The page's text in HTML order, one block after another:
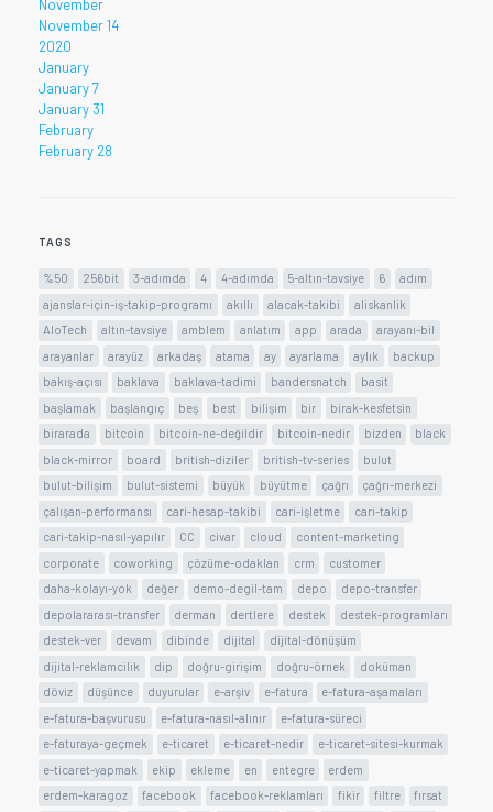
November
November 14
2020
January
January 7
January 31
February
February 28
TAGS
%50 256bit 3-adımda 4 4-adımda 5-altın-tavsiye 6
adım
ajanslar-için-iş-takip-programı
akıllı alacak-takibi
aliskanlik
AloTech
altın-tavsiye amblem anlatım app arada
arayanı-bil
arayanlar
arayüz arkadaş atama ay ayarlama aylık
backup
bakış-açısı
baklava baklava-tadimi bandersnatch
basit
başlamak
başlangıç beş best bilişim bir
birak-kesfetsin
birarada
bitcoin bitcoin-ne-değildir bitcoin-nedir bizden
black
black-mirror
board british-diziler british-tv-series
bulut
bulut-bilişim
bulut-sistemi büyük büyütme çağrı
çağrı-merkezi
çalışan-performansı
cari-hesap-takibi cari-işletme
cari-takip
cari-takip-nasıl-yapılır
CC civar cloud
content-marketing
corporate
coworking çözüme-odaklan crm
customer
daha-kolayı-yok
değer demo-degil-tam depo
depo-transfer
depolararası-transfer
derman dertlere destek
destek-programları
destek-ver
devam dibinde dijital
dijital-dönüşüm
dijital-reklamcilik
dip doğru-girişim doğru-örnek
doküman
döviz
düşünce duyurular e-arşiv e-fatura
e-fatura-aşamaları
e-fatura-başvurusu
e-fatura-nasıl-alınır
e-fatura-süreci
e-faturaya-geçmek
e-ticaret e-ticaret-nedir
e-ticaret-sitesi-kurmak
e-ticaret-yapmak
ekip ekleme en entegre
erdem
erdem-karagoz
facebook facebook-reklamları fikir filtre
fırsat